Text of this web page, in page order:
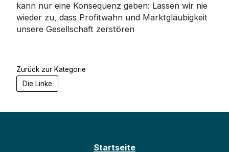
kann nur eine Konsequenz geben: Lassen wir nie
wieder zu, dass Profitwahn und Marktgläubigkeit
unsere Gesellschaft zerstören
Zurück zur Kategorie
Die Linke
Startseite